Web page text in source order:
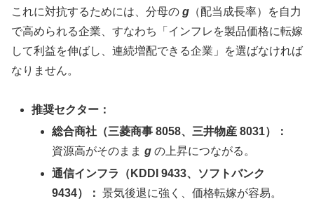
これに対抗するためには、分母の g （配当成長率）を自力
で高められる企業、すなわち「インフレを製品価格に転嫁
して利益を伸ばし、連続増配できる企業」を選ばなければ
なりません。
推奨セクター：
総合商社（三菱商事 8058、三井物産 8031）：
資源高がそのままg の上昇につながる。
通信インフラ（KDDI 9433、ソフトバンク
9434）： 景気後退に強く、価格転嫁が容易。